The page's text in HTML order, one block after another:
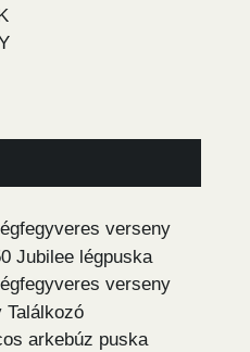
verseny
Jubilee légpuska
verseny
Találkozó
arkebúz puska